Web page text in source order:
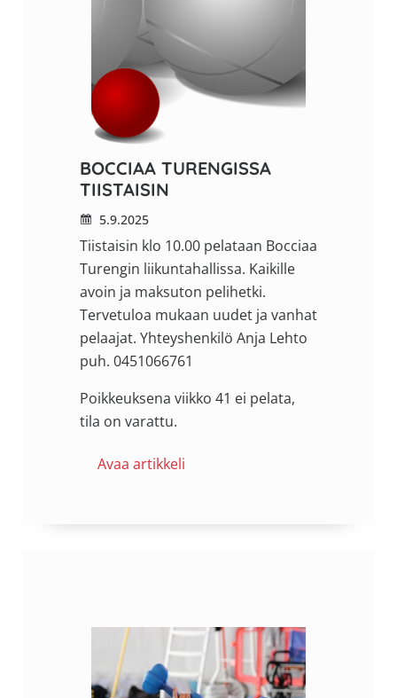
BOCCIAA TURENGISSA
TIISTAISIN
5.9.2025
Tiistaisin klo 10.00 pelataan Bocciaa
Turengin liikuntahallissa. Kaikille
avoin ja maksuton pelihetki.
Tervetuloa mukaan uudet ja vanhat
pelaajat. Yhteyshenkilö Anja Lehto
puh. 0451066761
Poikkeuksena viikko 41 ei pelata,
tila on varattu.
Avaa artikkeli